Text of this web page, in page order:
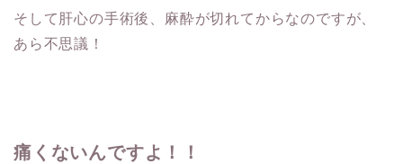
そして肝心の手術後、麻酔が切れてからなのですが、
あら不思議！
痛くないんですよ！！